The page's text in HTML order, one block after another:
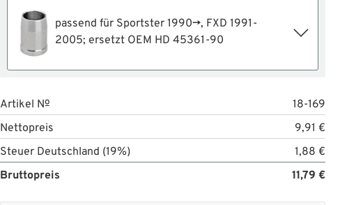
passend für Sportster 1990→, FXD 1991-
2005; ersetzt OEM HD 45361-90
Artikel №
18-169
Nettopreis
9,91 €
Steuer Deutschland (19%)
1,88 €
Bruttopreis
11,79 €